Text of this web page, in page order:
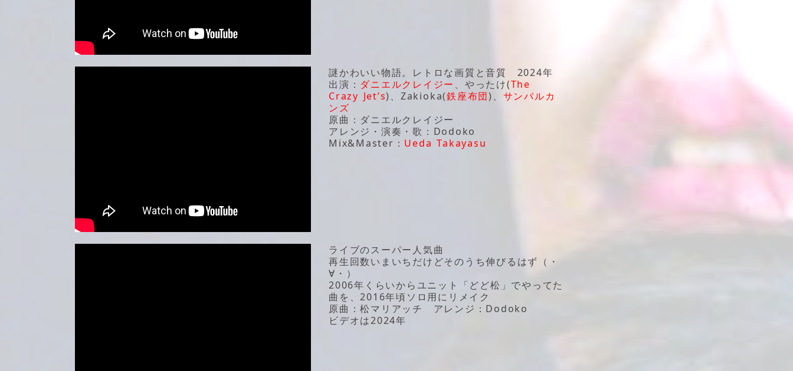
謎かわいい物語。レトロな画質と音質 2024年
出演： ダニエルクレイジー 、やったけ(The
Crazy Jet’s)、Zakioka(鉄座布団)、 サンバルカ
ンズ
原曲：ダニエルクレイジー
アレンジ・演奏・歌：Dodoko
Mix&Master： Ueda Takayasu
ライブのスーパー人気曲
再生回数いまいちだけどそのうち伸びるはず（・
∀・）
2006年くらいからユニット「どど松」でやってた
曲を、2016年頃ソロ用にリメイク
原曲：松マリアッチ アレンジ：Dodoko
ビデオは2024年